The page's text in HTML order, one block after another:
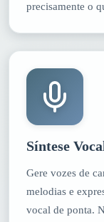
precisamente o
Síntese
Gere vozes de
melodias e
vocal de ponta.